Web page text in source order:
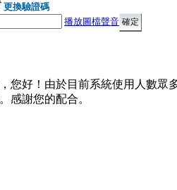
更換驗證碼
播放圖檔聲音
您好！由於目前系統使用人數眾
感謝您的配合。